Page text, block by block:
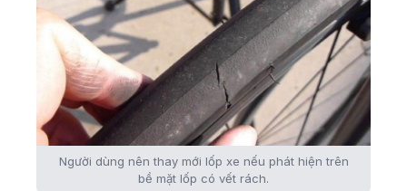
Người dùng nên thay mới lốp xe nếu phát hiện trên
bề mặt lốp có vết rách.